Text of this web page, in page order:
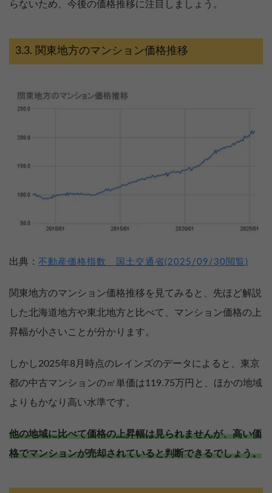
らないため、今後の価格推移に注目しましょう。
関東地方のマンション価格推移
出典： 不動産価格指数 国土交通省(2025/09/30閲覧)
関東地方のマンション価格推移を見てみると、先ほど解説
した北海道地方や東北地方と比べて、マンション価格の上
昇幅が小さいことが分かります。
しかし2025年8月時点のレインズのデータによると、東京
都の中古マンションの㎡単価は119.75万円と、ほかの地域
よりもかなり高い水準です。
他の地域に比べて価格の上昇幅は見られませんが、高い価
格でマンションが売却されていると判断できるでしょう。